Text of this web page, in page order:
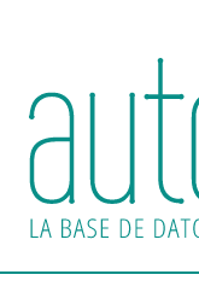
principal